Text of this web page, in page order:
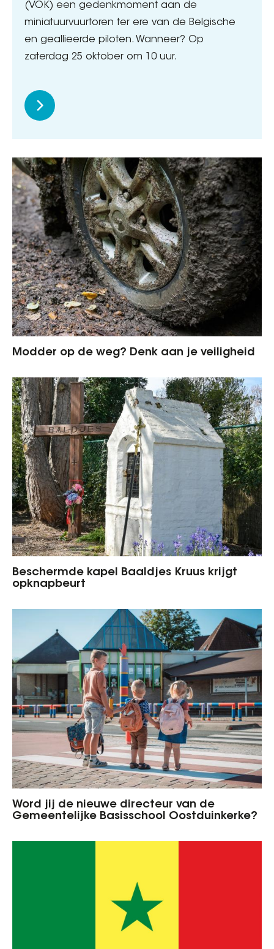
(VOK) een gedenkmoment aan de
miniatuurvuurtoren ter ere van de Belgische
en geallieerde piloten. Wanneer? Op
zaterdag 25 oktober om 10 uur.
Modder op de weg? Denk aan je veiligheid
Beschermde kapel Baaldjes Kruus krijgt
opknapbeurt
Word jij de nieuwe directeur van de
Gemeentelijke Basisschool Oostduinkerke?